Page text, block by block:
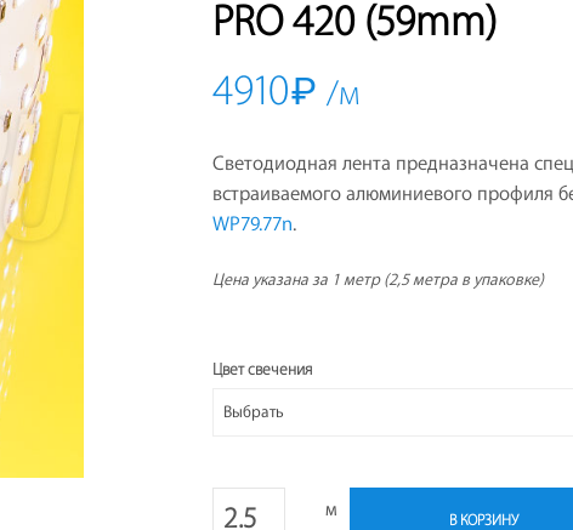
PRO 420 (59mm)
4910₽ /м
Светодиодная лента предназначена
встраиваемого алюминиевого профиля
WP79.77n.
Цена указана за 1 метр (2,5 метра в упаковке)
Цвет свечения
м В КОРЗИНУ